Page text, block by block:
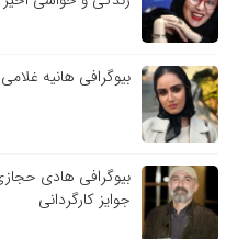
بیوگرافی هانیه
بیوگرافی هادی
جوایز کارگردانی